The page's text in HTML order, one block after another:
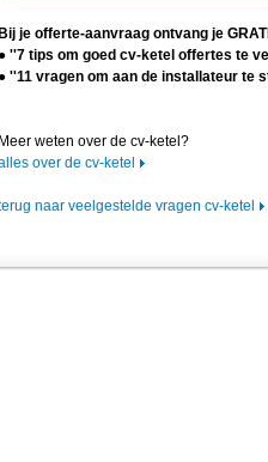
Bij je offerte-aanvraag ontvang je
● ''7 tips om goed cv-ketel offertes te
● ''11 vragen om aan de installateur te
Meer weten over de cv-ketel?
over de cv-ketel
naar veelgestelde vragen cv-ketel